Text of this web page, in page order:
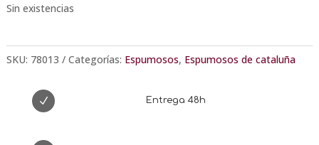
Sin existencias
SKU: 78013 Categorías: Espumosos, Espumosos de cataluña
N Entrega 48h